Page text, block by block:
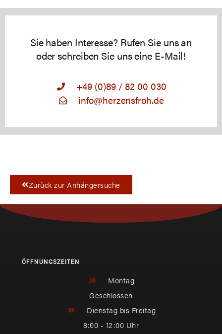
Sie haben Interesse? Rufen Sie uns an
oder schreiben Sie uns eine E-Mail!
+49 (0)89 / 82 00 030
info@herzensfroh.de
Zurück zur Anhängersuche
ÖFFNUNGSZEITEN
Montag
Geschlossen
Dienstag bis Freitag
8:00 - 12:00 Uhr